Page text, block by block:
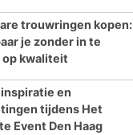
trouwringen kopen:
je zonder in te
op kwaliteit
en
tijdens Het
Event Den Haag